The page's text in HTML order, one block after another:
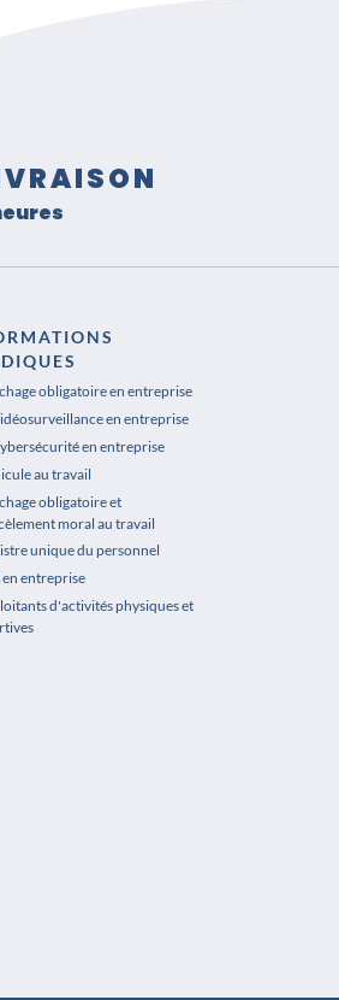
obligatoire en entreprise
en entreprise
en entreprise
au travail
obligatoire et
moral au travail
unique du personnel
en entreprise
d'activités physiques et